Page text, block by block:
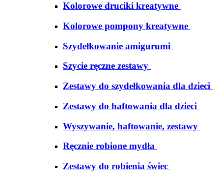
Kolorowe druciki kreatywne
Kolorowe pompony kreatywne
Szydełkowanie amigurumi
Szycie ręczne zestawy
Zestawy do szydełkowania dla dzieci
Zestawy do haftowania dla dzieci
Wyszywanie, haftowanie, zestawy
Ręcznie robione mydła
Zestawy do robienia świec